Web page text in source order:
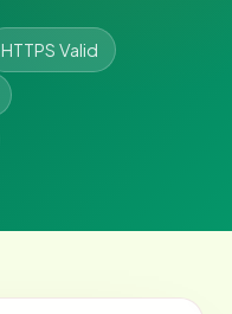
HTTPS Valid